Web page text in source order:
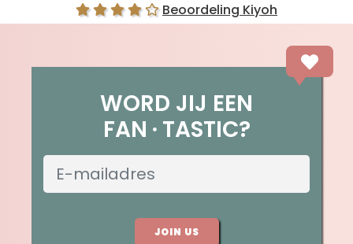
Beoordeling Kiyoh
WORD JIJ EEN
FAN TASTIC?
JOIN US